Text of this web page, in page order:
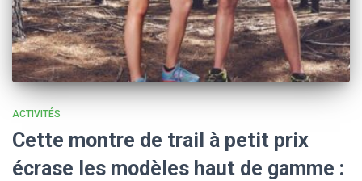
ACTIVITÉS
Cette montre de trail à petit prix
écrase les modèles haut de gamme :